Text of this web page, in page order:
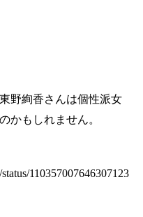
野絢香さんは個性派女
かもしれません。
110357007646307123